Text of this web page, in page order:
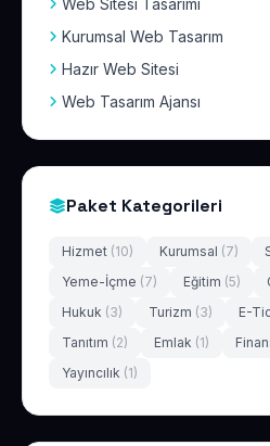
Web Sitesi Tasarımı
Kurumsal Web Tasarım
Hazır Web Sitesi
Web Tasarım Ajansı
Paket Kategorileri
Hizmet (10) Kurumsal (7)
Yeme-İçme (7) Eğitim (5)
Hukuk (3) Turizm (3) E-
Tanıtım (2) Emlak (1)
Yayıncılık (1)